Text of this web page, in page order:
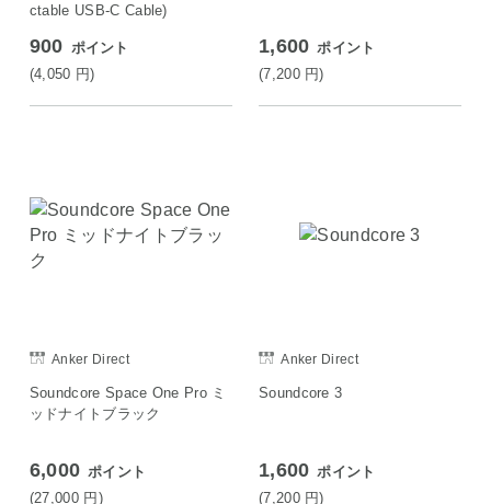
ctable USB-C Cable)
900 ポイント
(4,050 円)
1,600 ポイント
(7,200 円)
Anker Direct
Soundcore Space One Pro ミ
ッドナイトブラック
6,000 ポイント
(27,000 円)
Anker Direct
Soundcore 3
1,600 ポイント
(7,200 円)